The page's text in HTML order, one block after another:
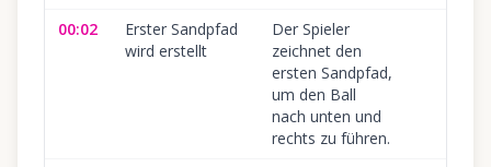
00:02
Erster Sandpfad
wird erstellt
Der Spieler
zeichnet den
ersten Sandpfad,
um den Ball
nach unten und
rechts zu führen.